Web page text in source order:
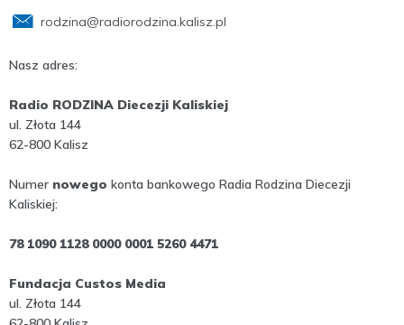
rodzina@radiorodzina.kalisz.pl
Nasz adres:
Radio RODZINA Diecezji Kaliskiej
ul. Złota 144
62-800 Kalisz
Numer nowego konta bankowego Radia Rodzina Diecezji
Kaliskiej:
78 1090 1128 0000 0001 5260 4471
Fundacja Custos Media
ul. Złota 144